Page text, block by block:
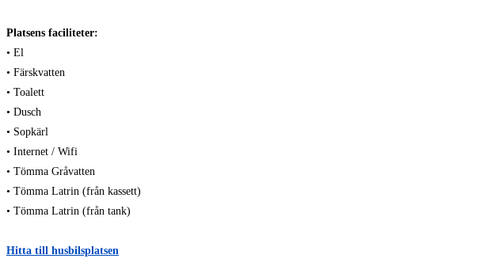
Platsens faciliteter:
• El
• Färskvatten
• Toalett
• Dusch
• Sopkärl
• Internet / Wifi
• Tömma Gråvatten
• Tömma Latrin (från kassett)
• Tömma Latrin (från tank)
Hitta till husbilsplatsen